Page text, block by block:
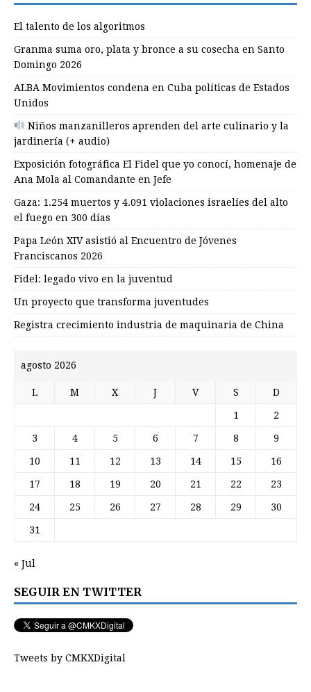
El talento de los algoritmos
Granma suma oro, plata y bronce a su cosecha en Santo
Domingo 2026
ALBA Movimientos condena en Cuba políticas de Estados
Unidos
Niños manzanilleros aprenden del arte culinario y la
jardinería (+ audio)
Exposición fotográfica El Fidel que yo conocí, homenaje de
Ana Mola al Comandante en Jefe
Gaza: 1.254 muertos y 4.091 violaciones israelíes del alto
el fuego en 300 días
Papa León XIV asistió al Encuentro de Jóvenes
Franciscanos 2026
Fidel: legado vivo en la juventud
Un proyecto que transforma juventudes
Registra crecimiento industria de maquinaria de China
agosto 2026
L M X J V S D
1 2
3 4 5 6 7 8 9
10 11 12 13 14 15 16
17 18 19 20 21 22 23
24 25 26 27 28 29 30
31
« Jul
SEGUIR EN TWITTER
Tweets by CMKXDigital